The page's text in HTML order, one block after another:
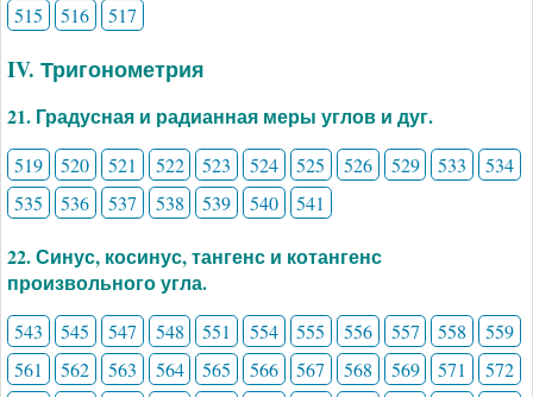
515
516 517
IV. Тригонометрия
21. Градусная и радианная меры углов и дуг.
519 520 521 522 523 524 525 526 529 533
534
535
536 537 538 539 540 541
22. Синус, косинус, тангенс и котангенс
произвольного угла.
543 545 547 548 551 554 555 556 557 558
559
561
562 563 564 565 566 567 568 569 571
572